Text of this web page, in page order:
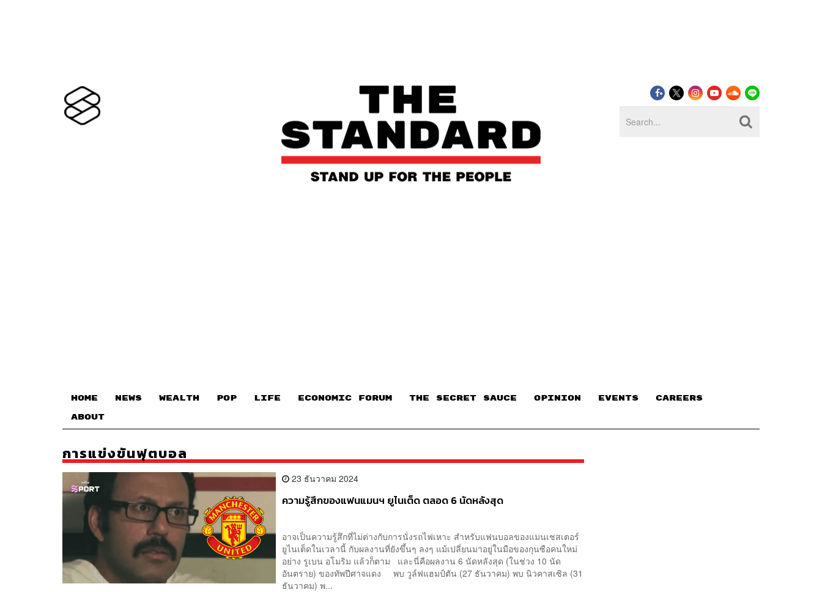
HOME NEWS WEALTH POP LIFE ECONOMIC FORUM THE SECRET SAUCE​ OPINION EVENTS CAREERS
ABOUT
การแข่งขันฟุตบอล
23 ธันวาคม 2024
ความรู้สึกของแฟนแมนฯ ยูไนเต็ด ตลอด 6 นัดหลังสุด
อาจเป็นความรู้สึกที่ไม่ต่างกับการนั่งรถไฟเหาะ สำหรับแฟนบอลของแมนเชสเตอร์
ยูไนเต็ดในเวลานี้ กับผลงานที่ยังขึ้นๆ ลงๆ แม้เปลี่ยนมาอยู่ในมือของกุนซือคนใหม่
อย่าง รูเบน อโมริม แล้วก็ตาม และนี่คือผลงาน 6 นัดหลังสุด (ในช่วง 10 นัด
อันตราย) ของทัพปีศาจแดง พบ วูล์ฟแฮมป์ตัน (27 ธันวาคม) พบ นิวคาสเซิล (31
ธันวาคม) พ...